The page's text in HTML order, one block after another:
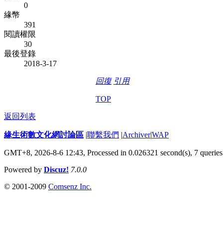
0
緣幣
391
閱讀權限
30
最後登錄
2018-3-17
回復 引用
TOP
返回列表
緣生術數文化網討論區 |聯繫我們 |Archiver|WAP
GMT+8, 2026-8-6 12:43, Processed in 0.026321 second(s), 7 queries
Powered by Discuz! 7.0.0
© 2001-2009 Comsenz Inc.